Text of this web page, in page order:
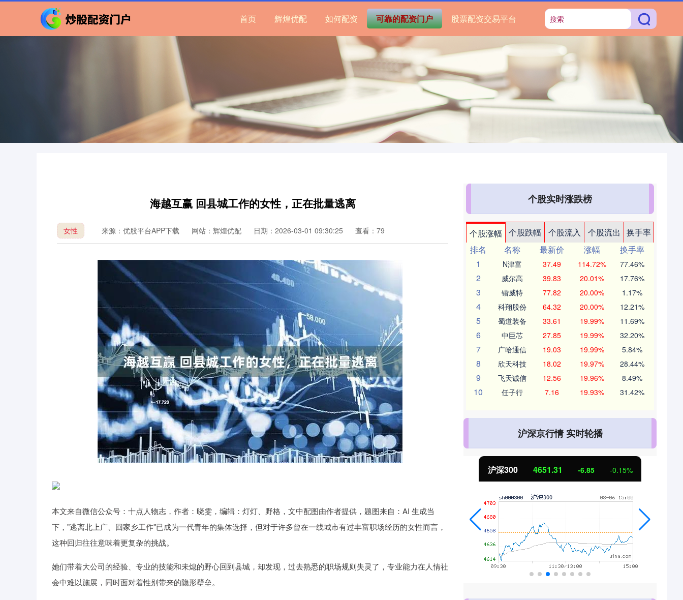
首页 辉煌优配 如何配资 可靠的配资门户 股票配资交易平台
海越互赢 回县城工作的女性，正在批量逃离
女性 来源：优股平台APP下载 网站：辉煌优配 日期：2026-03-01 09:30:25 查看：79
本文来自微信公众号：十点人物志，作者：晓雯，编辑：灯灯、野格，文中配图由作者提供，题图来自：AI 生成当
下，"逃离北上广、回家乡工作"已成为一代青年的集体选择，但对于许多曾在一线城市有过丰富职场经历的女性而言，
这种回归往往意味着更复杂的挑战。
她们带着大公司的经验、专业的技能和未熄的野心回到县城，却发现，过去熟悉的职场规则失灵了，专业能力在人情社
会中难以施展，同时面对着性别带来的隐形壁垒。
个股实时涨跌榜
个股涨幅 个股跌幅 个股流入 个股流出
换手率
排名
名称 最新价 涨幅
换手率
1
N津富 37.49 114.72% 77.46%
2 威尔高 39.83 20.01% 17.76%
3 锴威特 77.82 20.00% 1.17%
4 科翔股份 64.32 20.00% 12.21%
5 蜀道装备 33.61 19.99% 11.69%
6 中巨芯 27.85 19.99% 32.20%
7 广哈通信 19.03 19.99% 5.84%
8 欣天科技 18.02 19.97% 28.44%
9 飞天诚信 12.56 19.96% 8.49%
10 任子行 7.16 19.93% 31.42%
沪深京行情 实时轮播
-0.15% 北证50 1122.88